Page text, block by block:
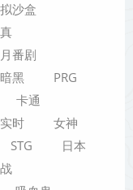
沙盒
番剧
暗黑
PRG
卡通
实时
女神
STG
日本